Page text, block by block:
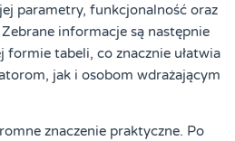
parametry, funkcjonalność oraz
informacje są następnie
formie tabeli, co znacznie ułatwia
jak i osobom wdrażającym
znaczenie praktyczne. Po